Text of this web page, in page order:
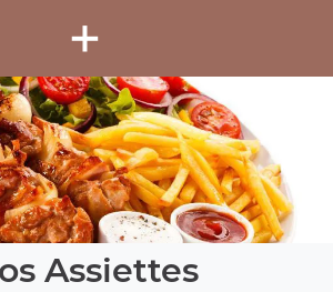
+
Assiettes